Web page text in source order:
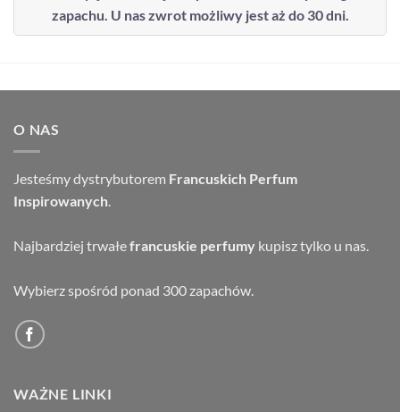
zapachu. U nas zwrot możliwy jest aż do 30 dni.
O NAS
Jesteśmy dystrybutorem Francuskich Perfum
Inspirowanych
Najbardziej trwałefrancuskie perfumy kupisz tylko u nas.
Wybierz spośród ponad 300 zapachów.
WAŻNE LINKI